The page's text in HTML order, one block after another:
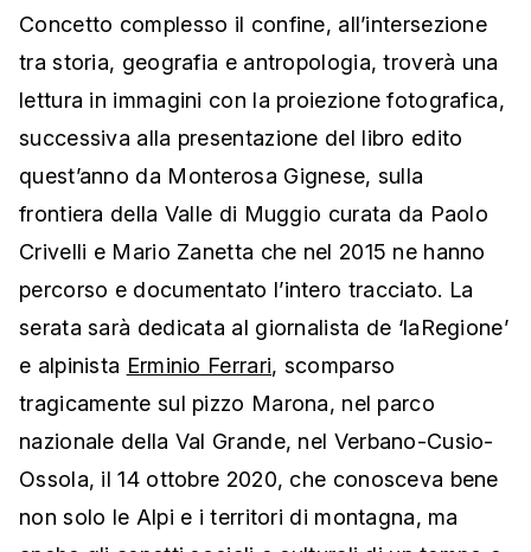
Concetto complesso il confine, all’intersezione
tra storia, geografia e antropologia, troverà una
lettura in immagini con la proiezione fotografica,
successiva alla presentazione del libro edito
quest’anno da Monterosa Gignese, sulla
frontiera della Valle di Muggio curata da Paolo
Crivelli e Mario Zanetta che nel 2015 ne hanno
percorso e documentato l’intero tracciato. La
serata sarà dedicata al giornalista de ‘laRegione’
e alpinista Erminio Ferrari, scomparso
tragicamente sul pizzo Marona, nel parco
nazionale della Val Grande, nel Verbano-Cusio-
Ossola, il 14 ottobre 2020, che conosceva bene
non solo le Alpi e i territori di montagna, ma